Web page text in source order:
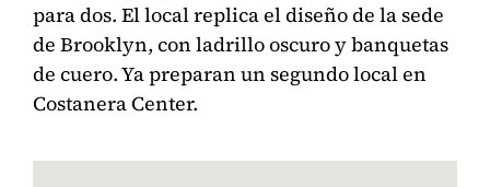
para dos. El local replica el diseño de la sede
de Brooklyn, con ladrillo oscuro y banquetas
de cuero. Ya preparan un segundo local en
Costanera Center.